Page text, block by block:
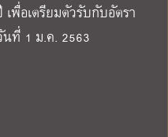
พื่อเตรียมตัวรับกับอัตรา
ที่ 1 ม.ค. 2563